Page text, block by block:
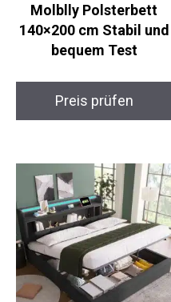
Molblly Polsterbett
140×200 cm Stabil und
bequem Test
Preis prüfen